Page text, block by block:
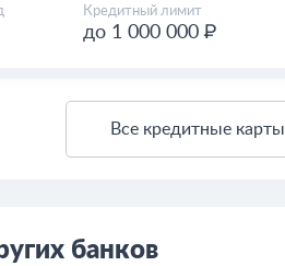
Кредитный лимит
до 1 000 000 ₽
Все кредитные карты
банков